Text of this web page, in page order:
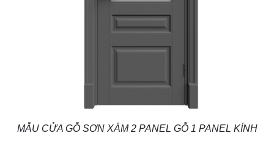
MẪU CỬA GỖ SƠN XÁM 2 PANEL GỖ 1 PANEL KÍNH